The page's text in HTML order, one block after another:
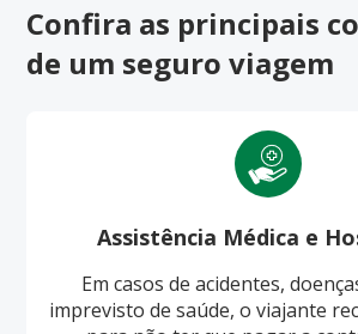
Confira as principais
de um seguro viagem
Assistência Médica e
Em casos de acidentes,
imprevisto de saúde, o viajante